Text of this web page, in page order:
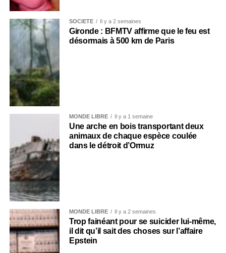
SOCIÉTÉ Il y a 2 semaines
Gironde : BFMTV affirme que le feu est
désormais à 500 km de Paris
MONDE LIBRE Il y a 1 semaine
Une arche en bois transportant deux
animaux de chaque espèce coulée
dans le détroit d’Ormuz
MONDE LIBRE Il y a 2 semaines
Trop fainéant pour se suicider lui-même,
il dit qu’il sait des choses sur l’affaire
Epstein